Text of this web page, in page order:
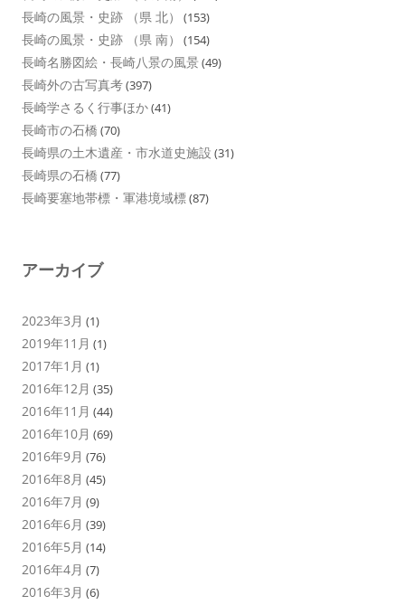
長崎の風景・史跡 （県 北） (153)
長崎の風景・史跡 （県 南） (154)
長崎名勝図絵・長崎八景の風景 (49)
長崎外の古写真考(397)
長崎学さるく行事ほか(41)
長崎市の石橋 (70)
長崎県の土木遺産・市水道史施設 (31)
長崎県の石橋 (77)
長崎要塞地帯標・軍港境域標(87)
アーカイブ
2023年3月 (1)
2019年11月 (1)
2017年1月 (1)
2016年12月 (35)
2016年11月 (44)
2016年10月 (69)
2016年9月 (76)
2016年8月 (45)
2016年7月 (9)
2016年6月 (39)
2016年5月 (14)
2016年4月 (7)
2016年3月 (6)